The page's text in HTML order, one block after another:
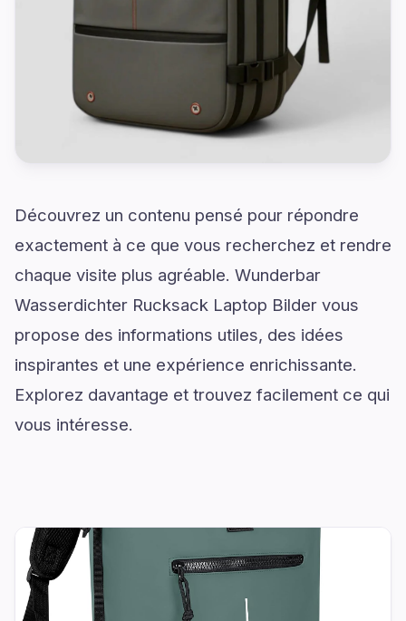
Découvrez un contenu pensé pour répondre
exactement à ce que vous recherchez et rendre
chaque visite plus agréable. Wunderbar
Wasserdichter Rucksack Laptop Bilder vous
propose des informations utiles, des idées
inspirantes et une expérience enrichissante.
Explorez davantage et trouvez facilement ce qui
vous intéresse.